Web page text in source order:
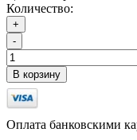
Количество:
+
-
В корзину
Оплата банковскими